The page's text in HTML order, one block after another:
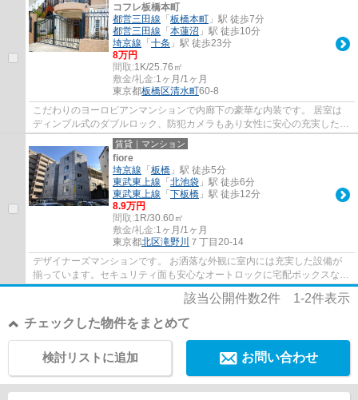
コフレ板橋本町
都営三田線 「 板橋本町 」駅 徒歩7分
都営三田線 「 本蓮沼 」駅 徒歩10分
埼京線 「 十条 」駅 徒歩23分
8万円
間取:1K/25.76㎡
敷金/礼金:1ヶ月/1ヶ月
東京都板橋区清水町60-8
こだわりのヨーロピアンマンションで内廊下の豪華な内装です。 居室は
ディンプル式のダブルロック、防犯カメラもあり女性に安心の充実した設
備。 宅配ボックスにエレベーターもあるRC...
賃貸｜マンション
fiore
埼京線 「 板橋 」駅 徒歩5分
東武東上線 「 北池袋 」駅 徒歩6分
東武東上線 「 下板橋 」駅 徒歩12分
8.9万円
間取:1R/30.60㎡
敷金/礼金:1ヶ月/1ヶ月
東京都北区滝野川 ７丁目20-14
デザイナーズマンションです。 お洒落な外観に室内には充実した設備が
揃っています。セキュリティ面も安心なオートロックに宅配ボックスなど
が揃い女性の方へもお勧めの物件です。
該当公開件数2件 1-2件表示
チェックした物件をまとめて
お問い合わせ
検討リストに追加